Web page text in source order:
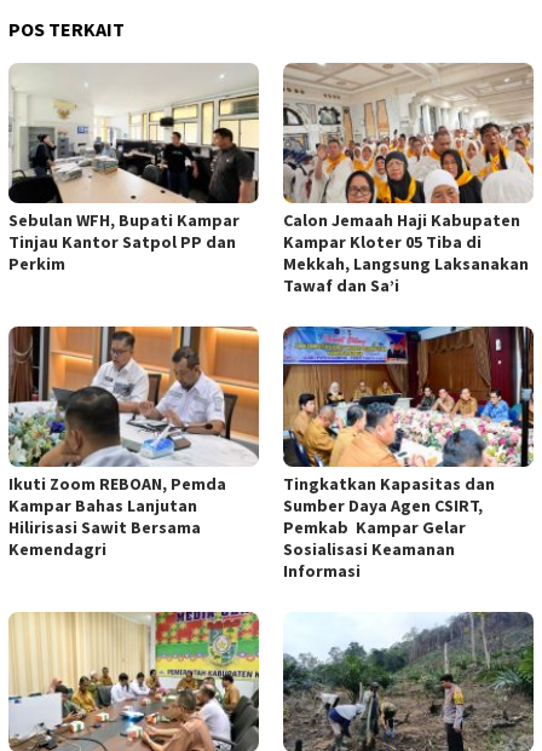
POS TERKAIT
Sebulan WFH, Bupati Kampar
Tinjau Kantor Satpol PP dan
Perkim
Calon Jemaah Haji Kabupaten
Kampar Kloter 05 Tiba di
Mekkah, Langsung Laksanakan
Tawaf dan Sa’i
Ikuti Zoom REBOAN, Pemda
Kampar Bahas Lanjutan
Hilirisasi Sawit Bersama
Kemendagri
Tingkatkan Kapasitas dan
Sumber Daya Agen CSIRT,
Pemkab Kampar Gelar
Sosialisasi Keamanan
Informasi